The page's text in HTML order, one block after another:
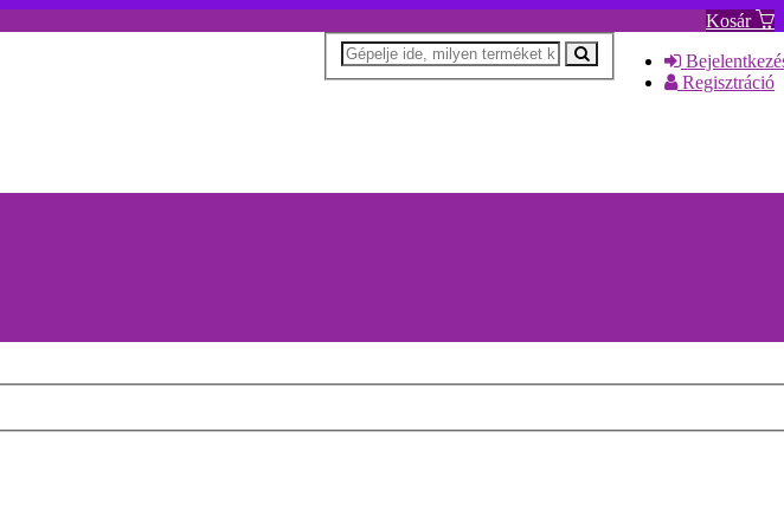
Kosár
Regisztráció